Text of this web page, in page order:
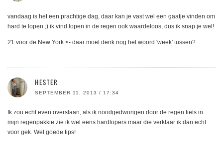
vandaag is het een prachtige dag, daar kan je vast wel een gaatje vinden om
hard te lopen ;) ik vind lopen in de regen ook waardeloos, dus ik snap je wel!
21 voor de New York <- daar moet denk nog het woord 'week' tussen?
HESTER
SEPTEMBER 11, 2013 / 17:34
Ik zou echt even overslaan, als ik noodgedwongen door de regen fiets in
mijn regenpakkie zie ik wel eens hardlopers maar die verklaar ik dan echt
voor gek. Wel goede tips!